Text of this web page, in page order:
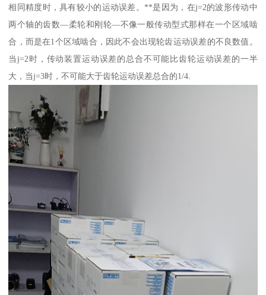
相同精度时，具有较小的运动误差。**是因为，在j=2的波形传动中
两个轴的齿数—柔轮和刚轮—不像一般传动型式那样在一个区域啮
合，而是在1个区域啮合，因此不会出现轮齿运动误差的不良数值。
当j=2时，传动装置运动误差的总合不可能比齿轮运动误差的一半
大，当j=3时，不可能大于齿轮运动误差总合的1/4.